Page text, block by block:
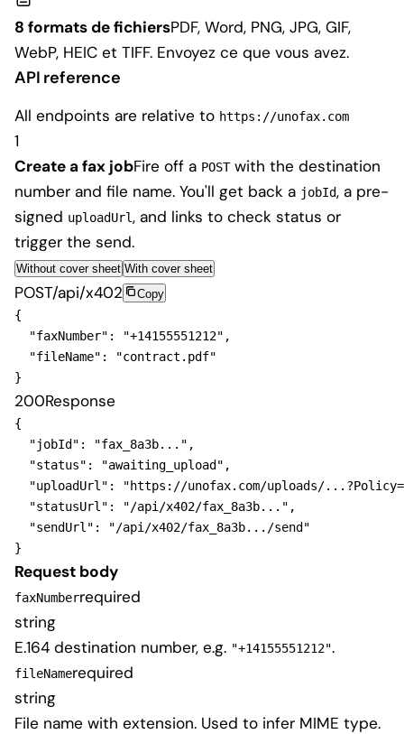
8 formats de fichiersPDF, Word, PNG, JPG, GIF,
WebP, HEIC et TIFF. Envoyez ce que vous avez.
API reference
All endpoints are relative to https://unofax.com
1
Create a fax jobFire off a POSTwith the destination
number and file name. You'll get back a jobId, a pre-
signed uploadUrl, and links to check status or
trigger the send.
Without cover sheet With cover sheet
POST/api/x402 Copy
{
"faxNumber" : "+14155551212" ,
"fileName" :
"contract.pdf"
}
200Response
{
"jobId" : "fax_8a3b..." ,
"status" : "awaiting_upload" ,
"uploadUrl" :
"https://unofax.com/uploads/
"statusUrl" : "/api/x402/fax_8a3b..." ,
"sendUrl" :
"/api/x402/fax_8a3b.../send"
}
Request body
faxNumberrequired
string
E.164 destination number, e.g. "+14155551212".
fileNamerequired
string
File name with extension. Used to infer MIME type.